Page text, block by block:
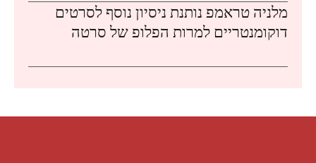
מלניה טראמפ נותנת ניסיון נוסף לסרטים
דוקומנטריים למרות הפלופ של סרטה